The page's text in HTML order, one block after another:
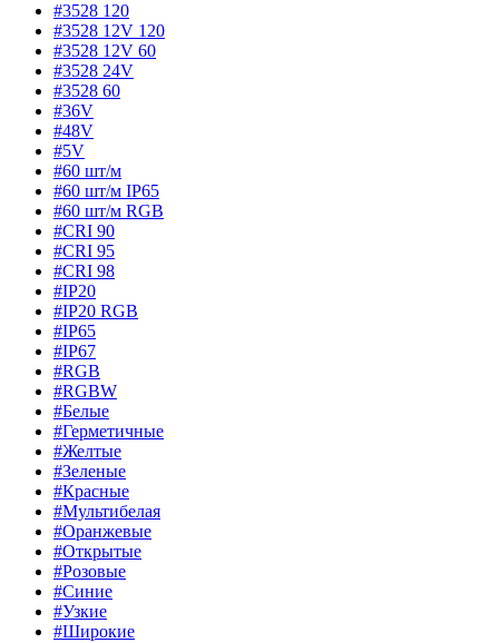
#3528 120
#3528 12V 120
#3528 12V 60
#3528 24V
#3528 60
#36V
#48V
#5V
#60 шт/м
#60 шт/м IP65
#60 шт/м RGB
#CRI 90
#CRI 95
#CRI 98
#IP20
#IP20 RGB
#IP65
#IP67
#RGB
#RGBW
#Белые
#Герметичные
#Желтые
#Зеленые
#Красные
#Мультибелая
#Оранжевые
#Открытые
#Розовые
#Синие
#Узкие
#Широкие